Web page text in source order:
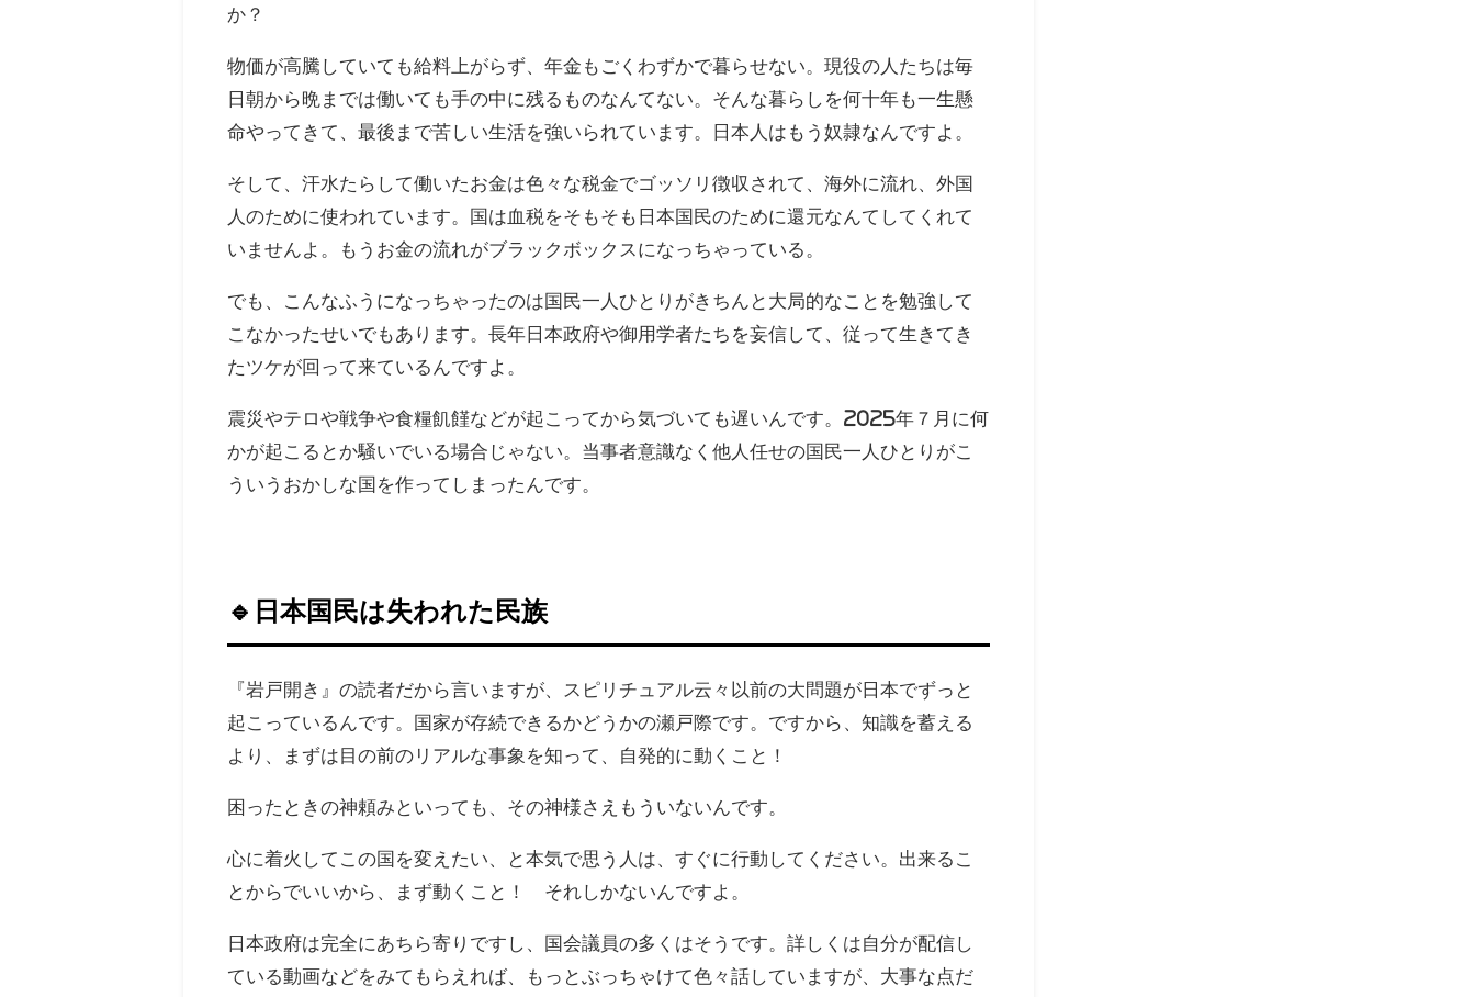
か？
物価が高騰していても給料上がらず、年金もごくわずかで暮らせない。現役の人たちは毎
日朝から晩までは働いても手の中に残るものなんてない。そんな暮らしを何十年も一生懸
命やってきて、最後まで苦しい生活を強いられています。日本人はもう奴隷なんですよ。
そして、汗水たらして働いたお金は色々な税金でゴッソリ徴収されて、海外に流れ、外国
人のために使われています。国は血税をそもそも日本国民のために還元なんてしてくれて
いませんよ。もうお金の流れがブラックボックスになっちゃっている。
でも、こんなふうになっちゃったのは国民一人ひとりがきちんと大局的なことを勉強して
こなかったせいでもあります。長年日本政府や御用学者たちを妄信して、従って生きてき
たツケが回って来ているんですよ。
震災やテロや戦争や食糧飢饉などが起こってから気づいても遅いんです。2025年７月に何
かが起こるとか騒いでいる場合じゃない。当事者意識なく他人任せの国民一人ひとりがこ
ういうおかしな国を作ってしまったんです。
🔹日本国民は失われた民族
『岩戸開き』の読者だから言いますが、スピリチュアル云々以前の大問題が日本でずっと
起こっているんです。国家が存続できるかどうかの瀬戸際です。ですから、知識を蓄える
より、まずは目の前のリアルな事象を知って、自発的に動くこと！
困ったときの神頼みといっても、その神様さえもういないんです。
心に着火してこの国を変えたい、と本気で思う人は、すぐに行動してください。出来るこ
とからでいいから、まず動くこと！ それしかないんですよ。
日本政府は完全にあちら寄りですし、国会議員の多くはそうです。詳しくは自分が配信し
ている動画などをみてもらえれば、もっとぶっちゃけて色々話していますが、大事な点だ